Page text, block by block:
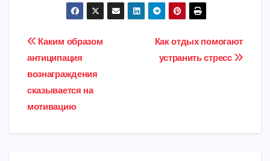
o
o
k
t
d
o
n
l
ts
e
n
g
r
gr
m r
ar
e
Post
navigation
Как отдых помогают
устранить стресс
Каким образом
антиципация
вознаграждения
сказывается на
мотивацию